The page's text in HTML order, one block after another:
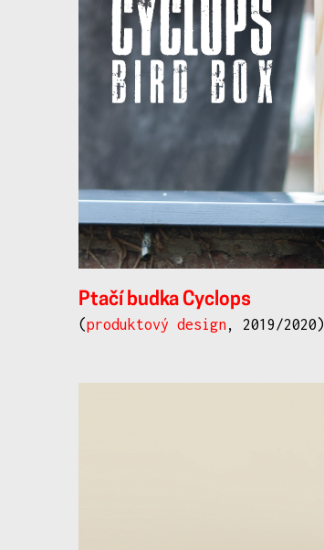
Ptačí budka Cyclops
(produktový design , 2019/2020)